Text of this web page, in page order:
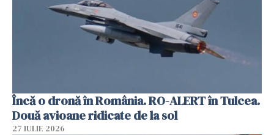
Încă o dronă în România. RO-ALERT în Tulcea.
Două avioane ridicate de la sol
27 IULIE 2026